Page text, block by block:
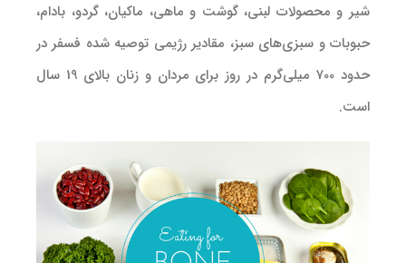
شیر و محصولات لبنی، گوشت و ماهی، ماکیان، گردو، بادام،
حبوبات و سبزی‌های سبز، مقادیر رژیمی توصیه شده فسفر در
حدود 700 میلی‌گرم در روز برای مردان و زنان بالای 19 سال
است.